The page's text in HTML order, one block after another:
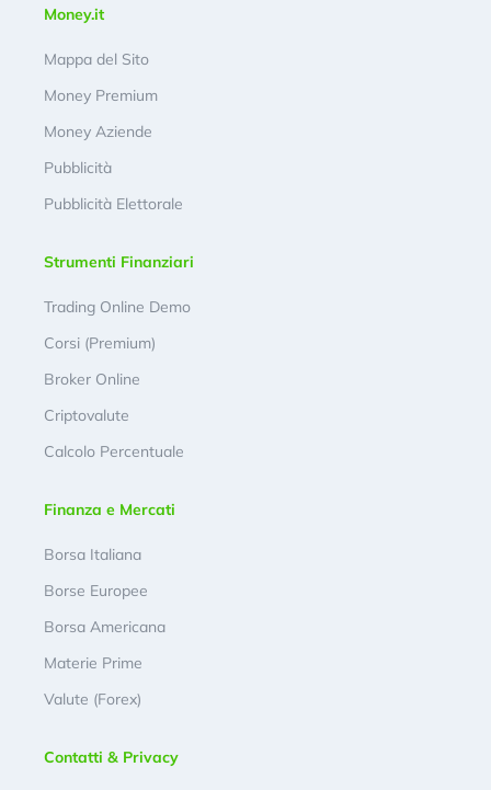
Money.it
Mappa del Sito
Money Premium
Money Aziende
Pubblicità
Pubblicità Elettorale
Strumenti Finanziari
Trading Online Demo
Corsi (Premium)
Broker Online
Criptovalute
Calcolo Percentuale
Finanza e Mercati
Borsa Italiana
Borse Europee
Borsa Americana
Materie Prime
Valute (Forex)
Contatti & Privacy